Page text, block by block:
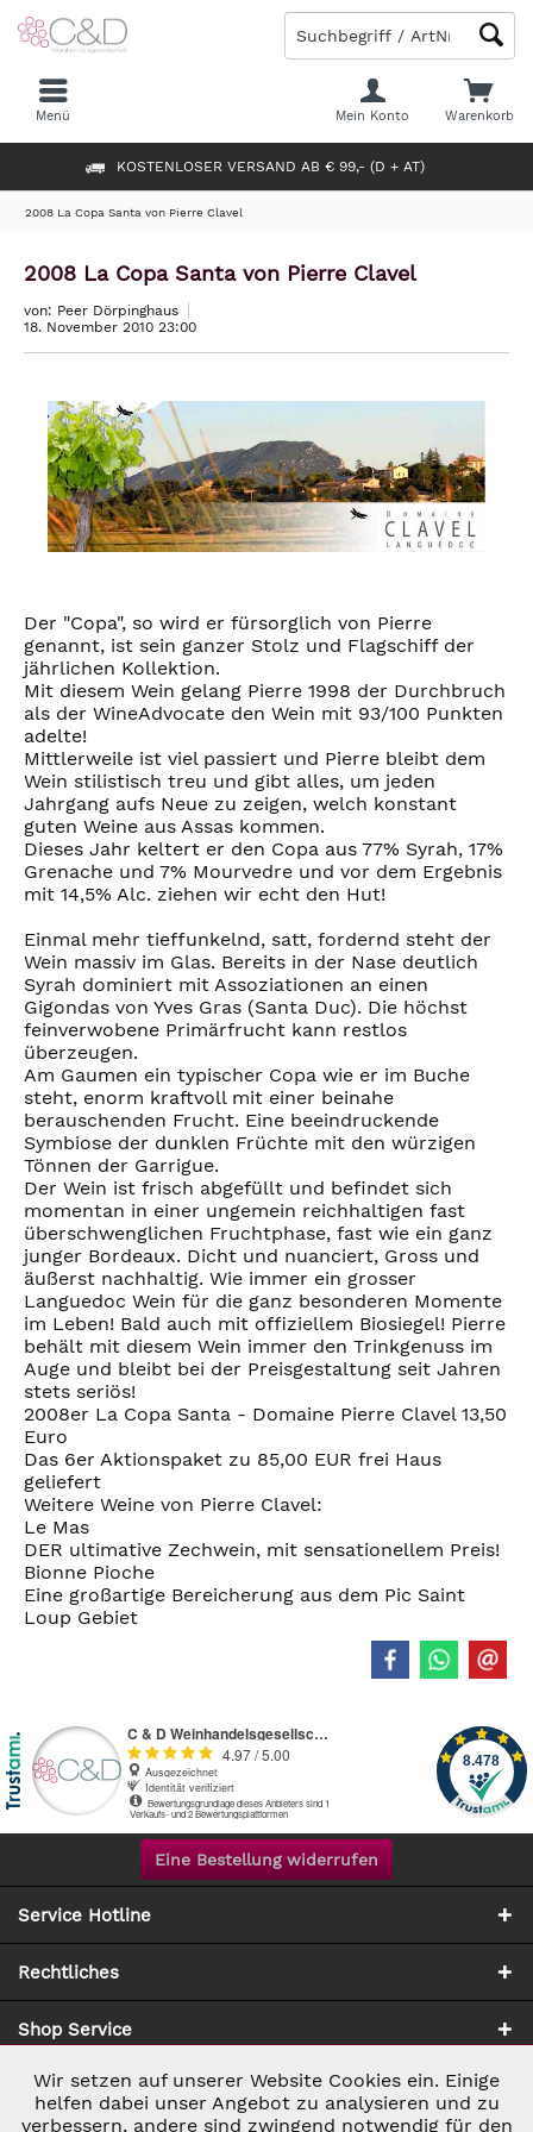
KOSTENLOSER VERSAND AB € 99,- (D + AT)
Warenkorb
Mein Konto
Menü
2008 La Copa Santa von Pierre Clavel
2008 La Copa Santa von Pierre Clavel
von: Peer Dörpinghaus
18. November 2010 23:00
Der "Copa", so wird er fürsorglich von Pierre
genannt, ist sein ganzer Stolz und Flagschiff der
jährlichen Kollektion.
Mit diesem Wein gelang Pierre 1998 der Durchbruch
als der WineAdvocate den Wein mit 93/100 Punkten
adelte!
Mittlerweile ist viel passiert und Pierre bleibt dem
Wein stilistisch treu und gibt alles, um jeden
Jahrgang aufs Neue zu zeigen, welch konstant
guten Weine aus Assas kommen.
Dieses Jahr keltert er den Copa aus 77% Syrah, 17%
Grenache und 7% Mourvedre und vor dem Ergebnis
mit 14,5% Alc. ziehen wir echt den Hut!
Einmal mehr tieffunkelnd, satt, fordernd steht der
Wein massiv im Glas. Bereits in der Nase deutlich
Syrah dominiert mit Assoziationen an einen
Gigondas von Yves Gras (Santa Duc). Die höchst
feinverwobene Primärfrucht kann restlos
überzeugen.
Am Gaumen ein typischer Copa wie er im Buche
steht, enorm kraftvoll mit einer beinahe
berauschenden Frucht. Eine beeindruckende
Symbiose der dunklen Früchte mit den würzigen
Tönnen der Garrigue.
Der Wein ist frisch abgefüllt und befindet sich
momentan in einer ungemein reichhaltigen fast
überschwenglichen Fruchtphase, fast wie ein ganz
junger Bordeaux. Dicht und nuanciert, Gross und
äußerst nachhaltig. Wie immer ein grosser
Languedoc Wein für die ganz besonderen Momente
im Leben! Bald auch mit offiziellem Biosiegel! Pierre
behält mit diesem Wein immer den Trinkgenuss im
Auge und bleibt bei der Preisgestaltung seit Jahren
stets seriös!
2008er La Copa Santa - Domaine Pierre Clavel 13,50
Euro
Das 6er Aktionspaket zu 85,00 EUR frei Haus
geliefert
Weitere Weine von Pierre Clavel:
Le Mas
DER ultimative Zechwein, mit sensationellem Preis!
Bionne Pioche
Eine großartige Bereicherung aus dem Pic Saint
Loup Gebiet
Eine Bestellung widerrufen
Service Hotline
Rechtliches
Shop Service
Zahlung & Versand
Notwendig Aktiv
Wir setzen auf unserer Website Cookies ein. Einige
helfen dabei unser Angebot zu analysieren und zu
verbessern, andere sind zwingend notwendig für den